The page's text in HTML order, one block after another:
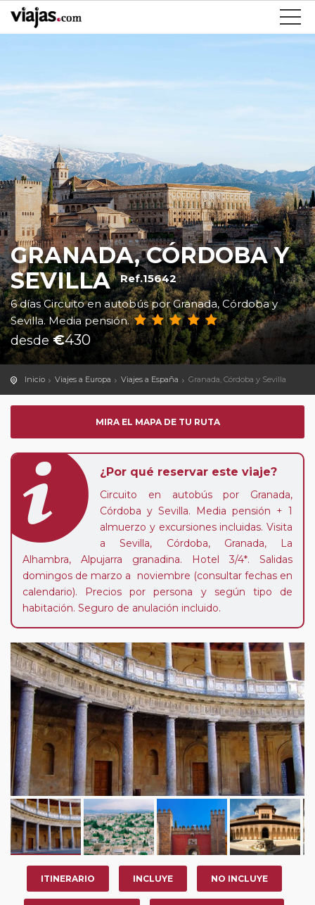
GRANADA, CÓRDOBA Y
SEVILLA Ref.15642
6 días Circuito en autobús por Granada, Córdoba y
Sevilla. Media pensión.
desde€430
Inicio Viajes a Europa Viajes a España Granada, Córdoba y Sevilla
MIRA EL MAPA DE TU RUTA
¿Por qué reservar este viaje?
Circuito en autobús por Granada,
Córdoba y Sevilla. Media pensión + 1
almuerzo y excursiones incluidas. Visita
a Sevilla, Córdoba, Granada, La
Alhambra, Alpujarra granadina. Hotel 3/4*. Salidas
domingos de marzo a noviembre (consultar fechas en
calendario). Precios por persona y según tipo de
habitación. Seguro de anulación incluido.
ITINERARIO INCLUYE NO INCLUYE